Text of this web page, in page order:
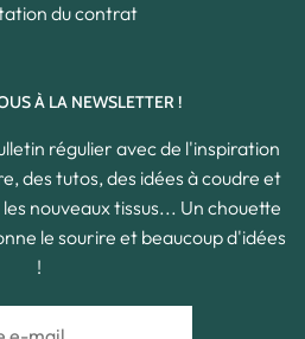
du contrat
À LA NEWSLETTER !
régulier avec de l'inspiration
des tutos, des idées à coudre et
nouveaux tissus... Un chouette
le sourire et beaucoup d'idées
!